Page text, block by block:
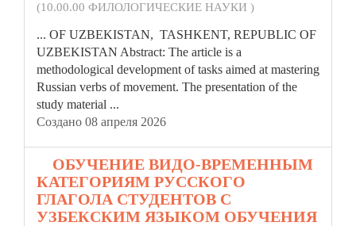
(10.00.00 ФИЛОЛОГИЧЕСКИЕ НАУКИ )
... OF UZBEKISTAN, TASHKENT, REPUBLIC OF
UZBEKISTAN Abstract: The article is a
methodological development of tasks aimed at mastering
Russian verbs of movement. The presentation of the
study material ...
Создано 08 апреля 2026
ОБУЧЕНИЕ ВИДО-ВРЕМЕННЫМ
КАТЕГОРИЯМ РУССКОГО
ГЛАГОЛА СТУДЕНТОВ С
УЗБЕКСКИМ ЯЗЫКОМ ОБУЧЕНИЯ